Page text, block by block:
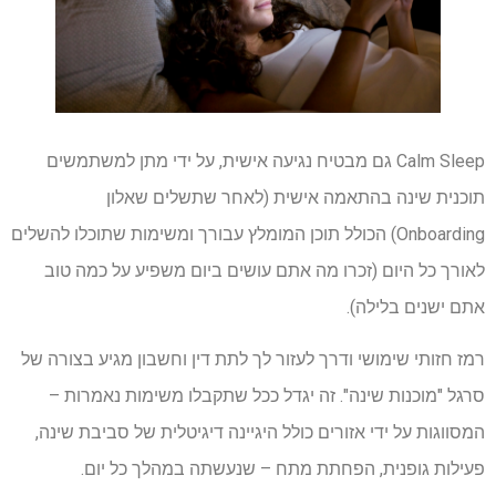
Calm Sleep גם מבטיח נגיעה אישית, על ידי מתן למשתמשים
תוכנית שינה בהתאמה אישית (לאחר שתשלים שאלון
Onboarding) הכולל תוכן המומלץ עבורך ומשימות שתוכלו להשלים
לאורך כל היום (זכרו מה אתם עושים ביום משפיע על כמה טוב
אתם ישנים בלילה).
רמז חזותי שימושי ודרך לעזור לך לתת דין וחשבון מגיע בצורה של
סרגל "מוכנות שינה". זה יגדל ככל שתקבלו משימות נאמרות –
המסווגות על ידי אזורים כולל היגיינה דיגיטלית של סביבת שינה,
פעילות גופנית, הפחתת מתח – שנעשתה במהלך כל יום.